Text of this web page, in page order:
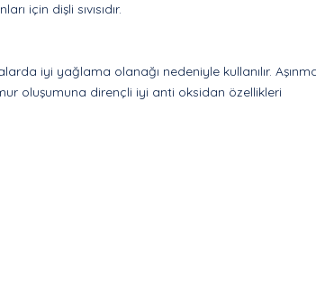
için dişli sıvısıdır.
iyi yağlama olanağı nedeniyle kullanılır.
oluşumuna dirençli iyi anti oksidan özellikleri